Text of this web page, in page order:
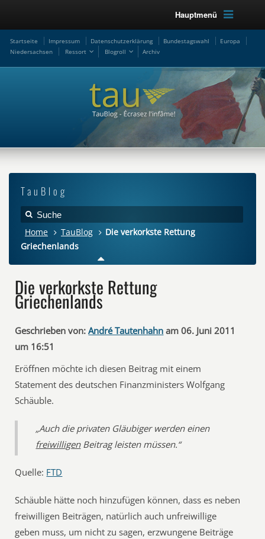
Hauptmenü
Startseite Impressum Datenschutzerklärung Bundestagswahl
Europa
Niedersachsen
Ressort Blogroll Archiv
TauBlog
Home TauBlog
Die verkorkste Rettung
Griechenlands
Die verkorkste Rettung
Griechenlands
Geschrieben von: André Tautenhahn am 06. Juni 2011
um 16:51
Eröffnen möchte ich diesen Beitrag mit einem
Statement des deutschen Finanzministers Wolfgang
Schäuble.
„Auch die privaten Gläubiger werden einen
freiwilligenBeitrag leisten müssen.“
Quelle: FTD
Schäuble hätte noch hinzufügen können, dass es neben
freiwilligen Beiträgen, natürlich auch unfreiwillige
geben muss, um nicht zu sagen, erzwungene Beiträge